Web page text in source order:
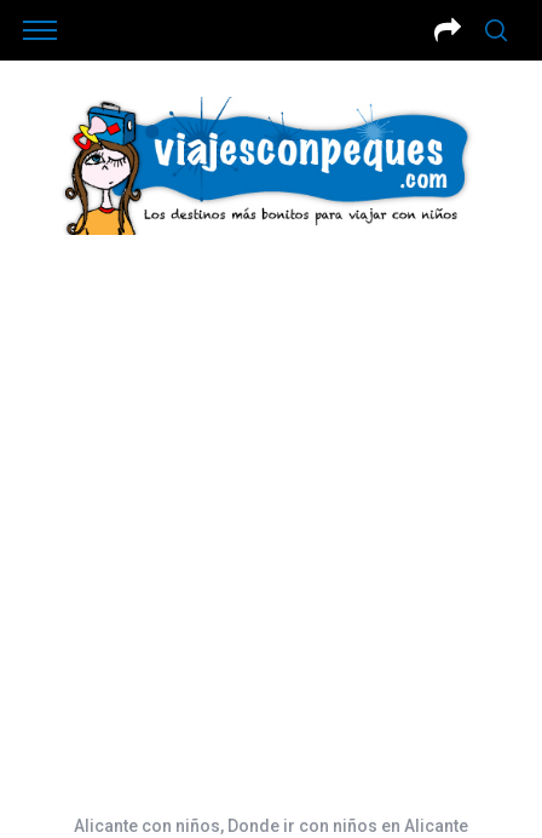
Alicante con niños, Donde ir con niños en Alicante